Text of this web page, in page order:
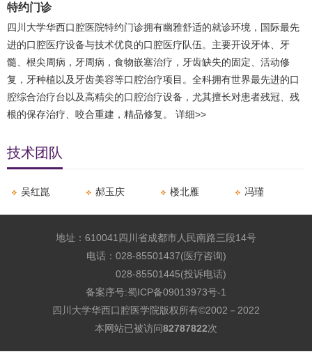
特约门诊
四川大学华西口腔医院特约门诊拥有幽雅舒适的就诊环境，国际最先
进的口腔医疗设备与技术优良的口腔医疗队伍。主要开设牙体、牙
髓、根尖周病，牙周病，食物嵌塞治疗，牙齿缺失的固定、活动修
复，牙种植以及牙齿美容等口腔治疗项目。全科拥有世界最先进的口
腔综合治疗台以及高精尖的口腔治疗设备，尤其擅长对患者残冠、残
根的保存治疗、咬合重建，精品修复。 详细>>
技术团队
吴红崑 ​郝玉庆 ​楼北雁 冯瑾
地址：610041四川省成都市人民南路三段14号
电话：028-85501437(医疗咨询)
028-85501445(投诉电话)
备案序号:蜀ICP备09013973号-1
四川大学华西口腔医学院版权所有©2002－2022
本网站已被访问82787822次